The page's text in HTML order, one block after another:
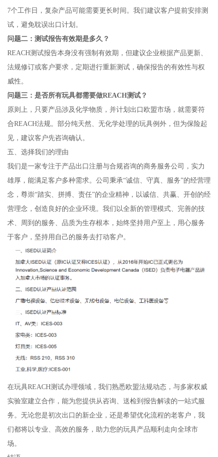
7个工作日，复杂产品可能需要更长时间。我们建议客户提前安排测
试，避免耽误出口计划。
问题二：测试报告有效期是多久？
REACH测试报告本身没有强制有效期，但建议企业根据产品更新、
法规修订或客户要求，定期进行重新测试，确保报告的有效性与权
威性。
问题三：是否所有玩具都需要做REACH测试？
原则上，只要产品涉及化学物质，并计划出口欧盟市场，就需要符
合REACH法规。部分纯天然、无化学处理的玩具例外，但为保险起
见，建议客户先咨询确认。
五、选择我们的理由
我们是一家专注于产品出口注册与合规咨询的商务服务公司，实力
雄厚，能满足客户多种需求。公司秉承“诚信、守真、服务”的经营理
念，尊崇“踏实、拼搏、责任”的企业精神，以诚信、共赢、开创的经
营理念，创造良好的企业环境。我们以全新的管理模式、完善的技
术、周到的服务、品质为生存根本，始终坚持用户至上，用心服务
于客户，坚持用自己的服务去打动客户。
在玩具REACH测试办理领域，我们熟悉欧盟法规动态，与多家权威
实验室建立合作，能为您提供从咨询、送检到报告解读的一站式服
务。无论您是初次出口的新企业，还是希望优化流程的老客户，我
们都将以专业、高效的服务，助力您的玩具产品顺利走向全球市
场。